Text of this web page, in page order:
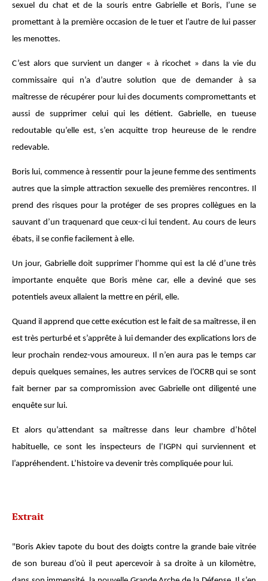
sexuel du chat et de la souris entre Gabrielle et Boris, l’une se
promettant à la première occasion de le tuer et l’autre de lui passer
les menottes.
C’est alors que survient un danger « à ricochet » dans la vie du
commissaire qui n’a d’autre solution que de demander à sa
maîtresse de récupérer pour lui des documents compromettants et
aussi de supprimer celui qui les détient. Gabrielle, en tueuse
redoutable qu’elle est, s’en acquitte trop heureuse de le rendre
redevable.
Boris lui, commence à ressentir pour la jeune femme des sentiments
autres que la simple attraction sexuelle des premières rencontres. Il
prend des risques pour la protéger de ses propres collègues en la
sauvant d’un traquenard que ceux-ci lui tendent. Au cours de leurs
ébats, il se confie facilement à elle.
Un jour, Gabrielle doit supprimer l’homme qui est la clé d’une très
importante enquête que Boris mène car, elle a deviné que ses
potentiels aveux allaient la mettre en péril, elle.
Quand il apprend que cette exécution est le fait de sa maîtresse, il en
est très perturbé et s’apprête à lui demander des explications lors de
leur prochain rendez-vous amoureux. Il n’en aura pas le temps car
depuis quelques semaines, les autres services de l’OCRB qui se sont
fait berner par sa compromission avec Gabrielle ont diligenté une
enquête sur lui.
Et alors qu’attendant sa maîtresse dans leur chambre d’hôtel
habituelle, ce sont les inspecteurs de l’IGPN qui surviennent et
l’appréhendent. L’histoire va devenir très compliquée pour lui.
Extrait
"Boris Akiev tapote du bout des doigts contre la grande baie vitrée
de son bureau d’où il peut apercevoir à sa droite à un kilomètre,